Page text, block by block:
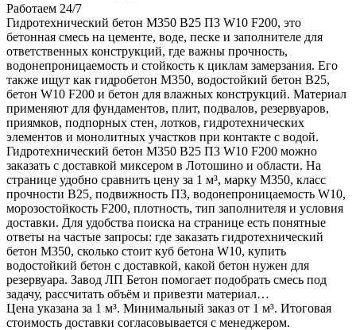
Работаем 24/7
Гидротехнический бетон М350 B25 П3 W10 F200, это
бетонная смесь на цементе, воде, песке и заполнителе для
ответственных конструкций, где важны прочность,
водонепроницаемость и стойкость к циклам замерзания. Его
также ищут как гидробетон М350, водостойкий бетон B25,
бетон W10 F200 и бетон для влажных конструкций. Материал
применяют для фундаментов, плит, подвалов, резервуаров,
приямков, подпорных стен, лотков, гидротехнических
элементов и монолитных участков при контакте с водой.
Гидротехнический бетон М350 B25 П3 W10 F200 можно
заказать с доставкой миксером в Лотошино и области. На
странице удобно сравнить цену за 1 м³, марку М350, класс
прочности B25, подвижность П3, водонепроницаемость W10,
морозостойкость F200, плотность, тип заполнителя и условия
доставки. Для удобства поиска на странице есть понятные
ответы на частые запросы: где заказать гидротехнический
бетон М350, сколько стоит куб бетона W10, купить
водостойкий бетон с доставкой, какой бетон нужен для
резервуара. Завод ЛП Бетон помогает подобрать смесь под
задачу, рассчитать объём и привезти материал…
Цена указана за 1 м³. Минимальный заказ от 1 м³. Итоговая
стоимость доставки согласовывается с менеджером.